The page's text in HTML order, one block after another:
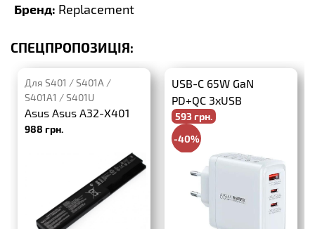
Бренд: Replacement
СПЕЦПРОПОЗИЦІЯ:
Для S401 / S401A /
S401A1 / S401U
Asus Asus A32-X401
988 грн.
USB-C 65W GaN
PD+QC 3xUSB
593 грн.
-40%
988 грн.